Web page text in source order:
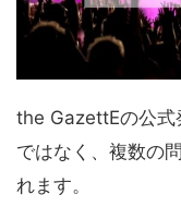
the GazettEの公式
ではなく、複数の
れます。